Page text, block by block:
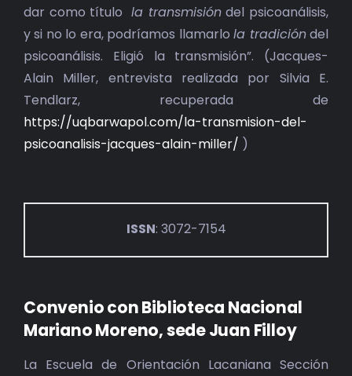
CONTACTO
dar como títulola transmisióndel psicoanálisis,
y si no lo era, podríamos llamarlola tradicióndel
psicoanálisis. Eligió la transmisión”. (Jacques-
Alain Miller, entrevista realizada por Silvia E.
Tendlarz, recuperada de
https://uqbarwapol.com/la-transmision-del-
psicoanalisis-jacques-alain-miller/ )
ISSN: 3072-7154
Convenio con Biblioteca Nacional
Mariano Moreno, sede Juan Filloy
La Escuela de Orientación Lacaniana Sección